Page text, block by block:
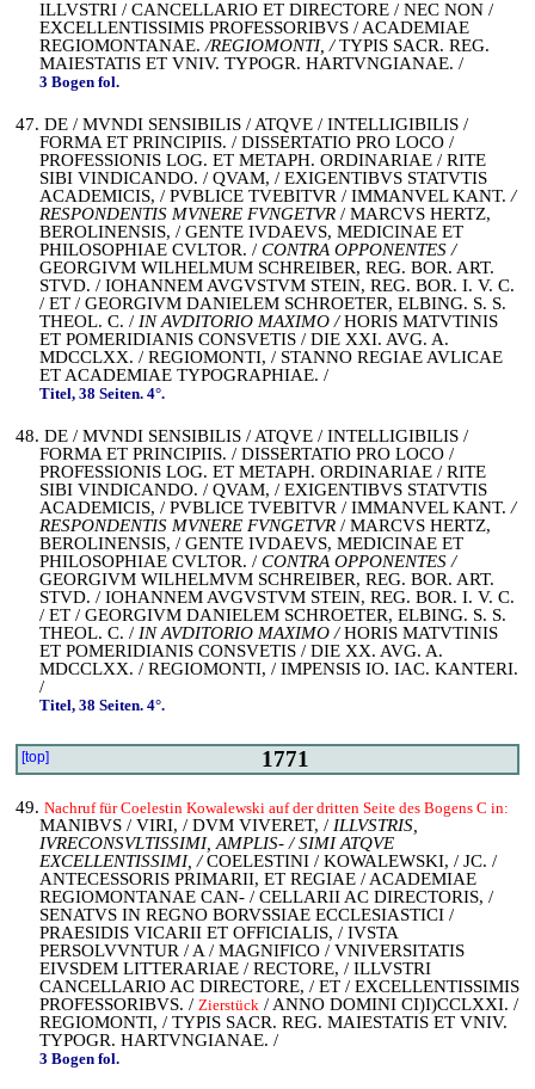
ILLVSTRI / CANCELLARIO ET DIRECTORE / NEC NON /
EXCELLENTISSIMIS PROFESSORIBVS / ACADEMIAE
REGIOMONTANAE. /REGIOMONTI, /TYPIS SACR. REG.
MAIESTATIS ET VNIV. TYPOGR. HARTVNGIANAE. /
3 Bogen fol.
47. DE / MVNDI SENSIBILIS / ATQVE / INTELLIGIBILIS /
FORMA ET PRINCIPIIS. / DISSERTATIO PRO LOCO /
PROFESSIONIS LOG. ET METAPH. ORDINARIAE / RITE
SIBI VINDICANDO. / QVAM, / EXIGENTIBVS STATVTIS
ACADEMICIS, / PVBLICE TVEBITVR / IMMANVEL KANT. /
RESPONDENTIS MVNERE FVNGETVR / MARCVS HERTZ,
BEROLINENSIS, / GENTE IVDAEVS, MEDICINAE ET
PHILOSOPHIAE CVLTOR. / CONTRA OPPONENTES /
GEORGIVM WILHELMUM SCHREIBER, REG. BOR. ART.
STVD. / IOHANNEM AVGVSTVM STEIN, REG. BOR. I. V. C.
/ ET / GEORGIVM DANIELEM SCHROETER, ELBING. S. S.
THEOL. C. / IN AVDITORIO MAXIMO /HORIS MATVTINIS
ET POMERIDIANIS CONSVETIS / DIE XXI. AVG. A.
MDCCLXX. / REGIOMONTI, / STANNO REGIAE AVLICAE
ET ACADEMIAE TYPOGRAPHIAE. /
Titel, 38 Seiten. 4°.
48. DE / MVNDI SENSIBILIS / ATQVE / INTELLIGIBILIS /
FORMA ET PRINCIPIIS. / DISSERTATIO PRO LOCO /
PROFESSIONIS LOG. ET METAPH. ORDINARIAE / RITE
SIBI VINDICANDO. / QVAM, / EXIGENTIBVS STATVTIS
ACADEMICIS, / PVBLICE TVEBITVR / IMMANVEL KANT. /
RESPONDENTIS MVNERE FVNGETVR / MARCVS HERTZ,
BEROLINENSIS, / GENTE IVDAEVS, MEDICINAE ET
PHILOSOPHIAE CVLTOR. / CONTRA OPPONENTES /
GEORGIVM WILHELMVM SCHREIBER, REG. BOR. ART.
STVD. / IOHANNEM AVGVSTVM STEIN, REG. BOR. I. V. C.
/ ET / GEORGIVM DANIELEM SCHROETER, ELBING. S. S.
THEOL. C. / IN AVDITORIO MAXIMO /HORIS MATVTINIS
ET POMERIDIANIS CONSVETIS / DIE XX. AVG. A.
MDCCLXX. / REGIOMONTI, / IMPENSIS IO. IAC. KANTERI.
/
Titel, 38 Seiten. 4°.
[top] 1771
49. Nachruf für Coelestin Kowalewski auf der dritten Seite des Bogens C in:
MANIBVS / VIRI, / DVM VIVERET, / ILLVSTRIS,
IVRECONSVLTISSIMI, AMPLIS- / SIMI ATQVE
EXCELLENTISSIMI, /COELESTINI / KOWALEWSKI, / JC. /
ANTECESSORIS PRIMARII, ET REGIAE / ACADEMIAE
REGIOMONTANAE CAN- / CELLARII AC DIRECTORIS, /
SENATVS IN REGNO BORVSSIAE ECCLESIASTICI /
PRAESIDIS VICARII ET OFFICIALIS, / IVSTA
PERSOLVVNTUR / A / MAGNIFICO / VNIVERSITATIS
EIVSDEM LITTERARIAE / RECTORE, / ILLVSTRI
CANCELLARIO AC DIRECTORE, / ET / EXCELLENTISSIMIS
PROFESSORIBVS. / Zierstück / ANNO DOMINI CI)I)CCLXXI. /
REGIOMONTI, / TYPIS SACR. REG. MAIESTATIS ET VNIV.
TYPOGR. HARTVNGIANAE. /
3 Bogen fol.